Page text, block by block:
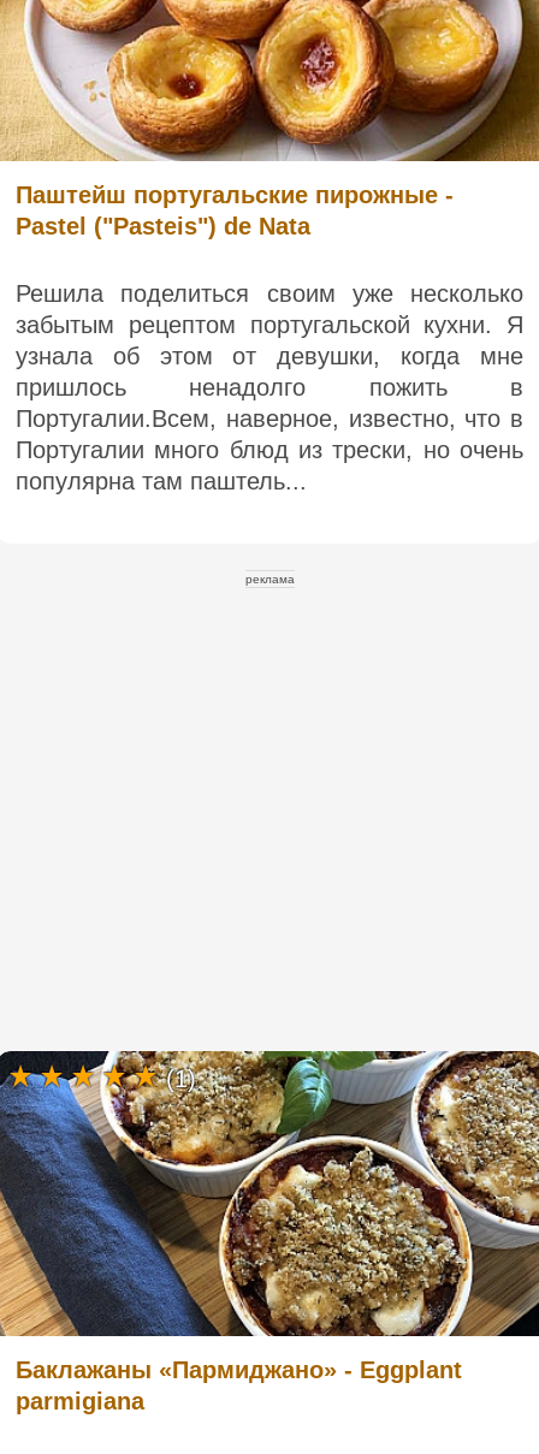
Паштейш португальские пирожные -
Pastel ("Pasteis") de Nata
Решила поделиться своим уже несколько
забытым рецептом португальской кухни. Я
узнала об этом от девушки, когда мне
пришлось ненадолго пожить в
Португалии.Всем, наверное, известно, что в
Португалии много блюд из трески, но очень
популярна там паштель...
реклама
Баклажаны «Пармиджано» - Eggplant
parmigiana
(1)